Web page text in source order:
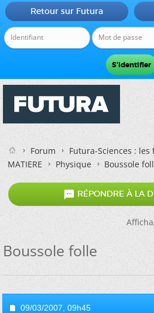
Retour sur Futura
Forum
Futura-Sciences :
MATIERE
Physique Boussole
 RÉPONDRE À LA
Boussole folle
09/03/2007, 09h45